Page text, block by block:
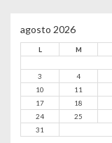
agosto 2026
L M
3
4
10
11
17
18
24
25
31